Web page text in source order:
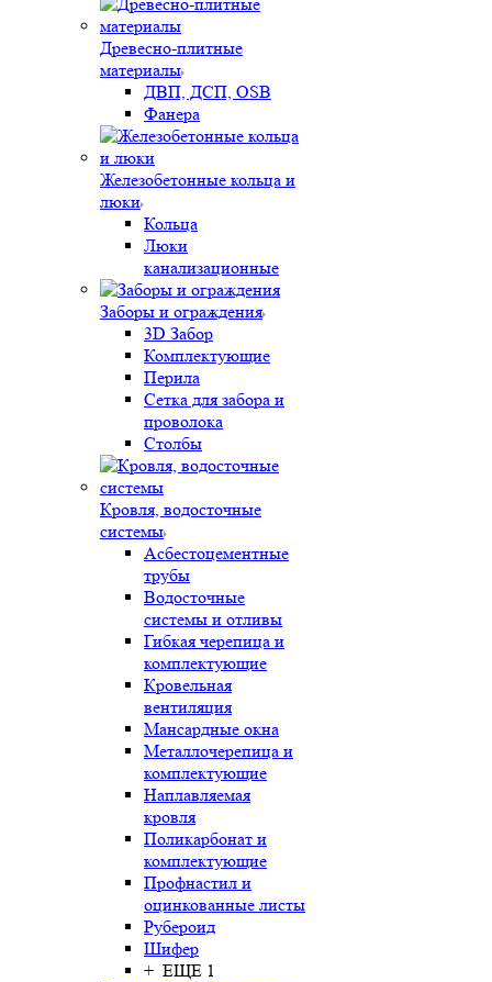
Древесно-плитные
материалы
ДВП, ДСП, OSB
Фанера
Железобетонные кольца и
люки
Кольца
Люки
канализационные
Заборы и ограждения
3D Забор
Комплектующие
Перила
Сетка для забора и
проволока
Столбы
Кровля, водосточные
системы
Асбестоцементные
трубы
Водосточные
системы и отливы
Гибкая черепица и
комплектующие
Кровельная
вентиляция
Мансардные окна
Металлочерепица и
комплектующие
Наплавляемая
кровля
Поликарбонат и
комплектующие
Профнастил и
оцинкованные листы
Рубероид
Шифер
+ ЕЩЕ 1